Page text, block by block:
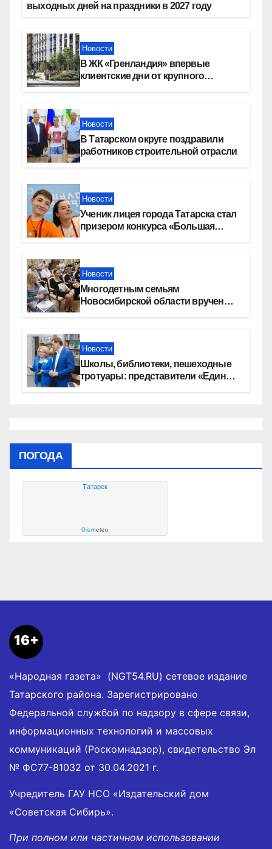
выходных дней на праздники в 2027 году
Новости
В ЖК «Гренландия» впервые
клиентские дни от крупного
Новости
В Татарском округе поздравили
работников строительной отрасли
Новости
Ученик лицея города Татарска стал
призером конкурса «Большая
Новости
Многодетным семьям
Новосибирской области вручены
Новости
Школы, библиотеки, пешеходные
тротуары: представители «Единой
ПОГОДА
Татарск
Gismeteo
16+
«Народная газета» (NGT54.RU) сетевое издание
Татарского района. Зарегистрировано
Федеральной службой по надзору в сфере связи,
информационных технологий и массовых
коммуникаций (Роскомнадзор), свидетельство Эл
№ ФС77-81032 от 30.04.2021 г.
Учредитель ГАУ НСО «Издательский дом
«Советская Сибирь».
При полном или частичном использовании